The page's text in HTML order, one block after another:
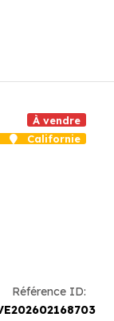
À vendre
Californie
Référence ID: